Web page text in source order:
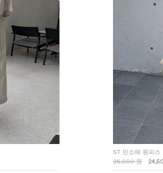
ST 민소매 원피스
26,000 원